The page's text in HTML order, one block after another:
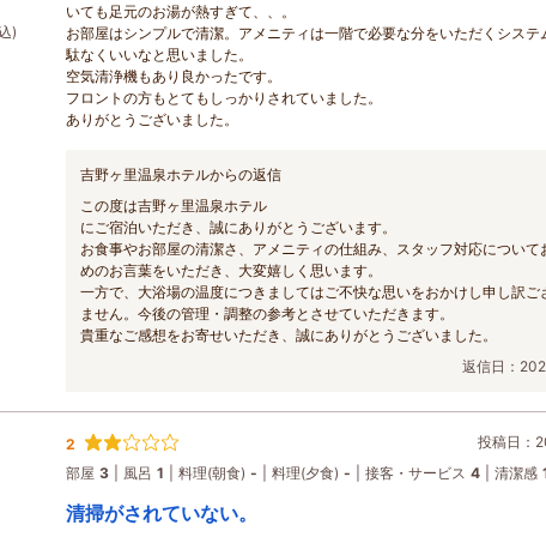
)
いても足元のお湯が熱すぎて、、。
お部屋はシンプルで清潔。アメニティは一階で必要な分をいただくシステ
駄なくいいなと思いました。
空気清浄機もあり良かったです。
フロントの方もとてもしっかりされていました。
ありがとうございました。
吉野ヶ里温泉ホテルからの返信
この度は吉野ヶ里温泉ホテル
にご宿泊いただき、誠にありがとうございます。
お食事やお部屋の清潔さ、アメニティの仕組み、スタッフ対応について
めのお言葉をいただき、大変嬉しく思います。
一方で、大浴場の温度につきましてはご不快な思いをおかけし申し訳ご
ません。今後の管理・調整の参考とさせていただきます。
貴重なご感想をお寄せいただき、誠にありがとうございました。
返信日：
2
投稿日：
部屋 3 風呂 1 料理(朝食) - 料理(夕食) - 接客・サービス 4 清潔感
清掃がされていない。